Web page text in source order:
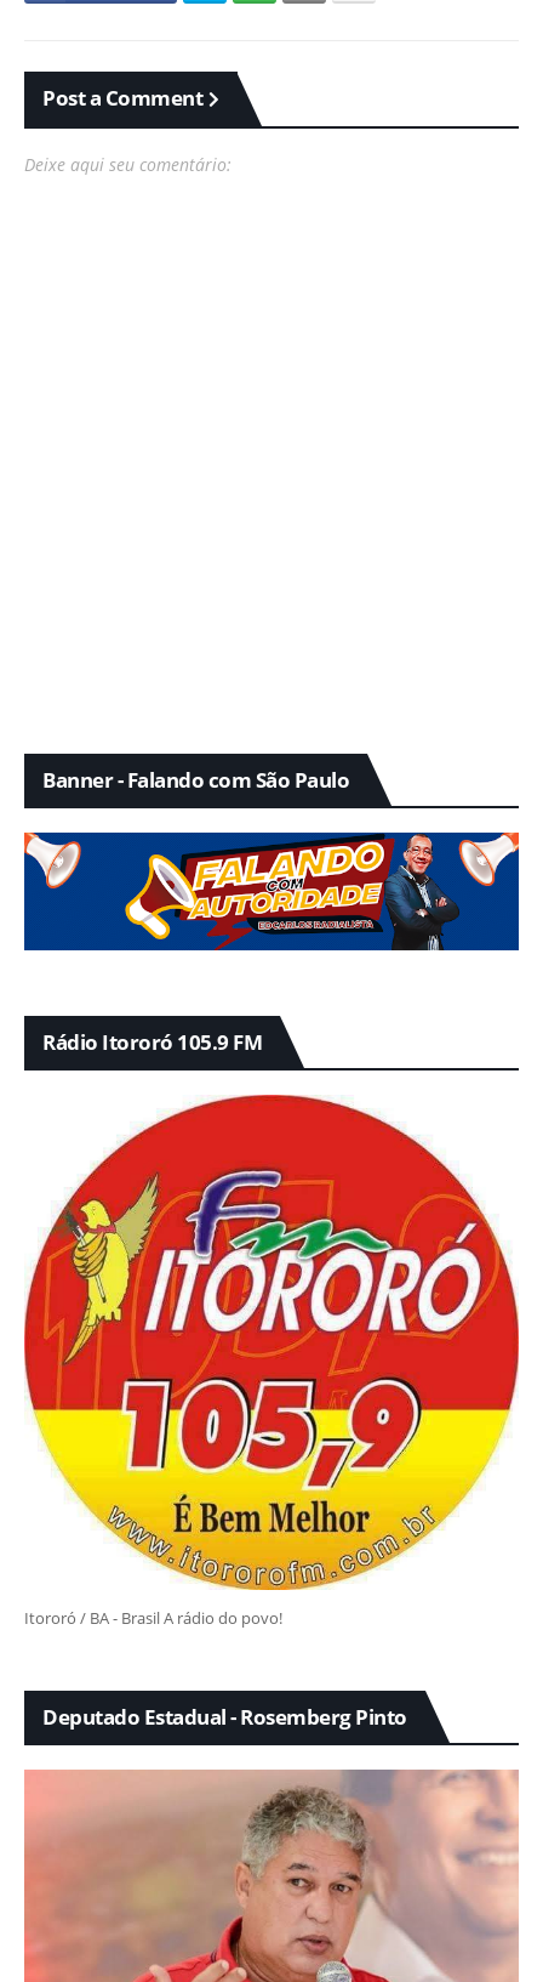
Post a Comment
Deixe aqui seu comentário:
Banner - Falando com São Paulo
Rádio Itororó 105.9 FM
Itororó / BA - Brasil A rádio do povo!
Deputado Estadual - Rosemberg Pinto